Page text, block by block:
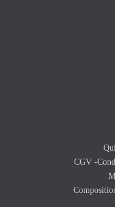
CGV -